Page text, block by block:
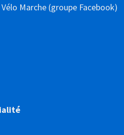
Marche (groupe Facebook)